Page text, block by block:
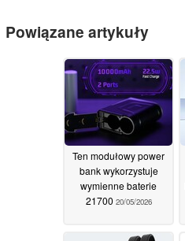
Powiązane artykuły
Ten modułowy power
bank wykorzystuje
wymienne baterie
21700 20/05/2026